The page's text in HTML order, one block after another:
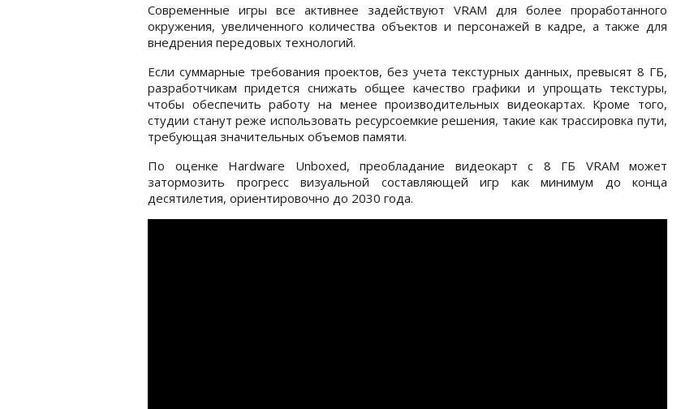
Современные игры все активнее задействуют VRAM для более проработанного
окружения, увеличенного количества объектов и персонажей в кадре, а также для
внедрения передовых технологий.
Если суммарные требования проектов, без учета текстурных данных, превысят 8 ГБ,
разработчикам придется снижать общее качество графики и упрощать текстуры,
чтобы обеспечить работу на менее производительных видеокартах. Кроме того,
студии станут реже использовать ресурсоемкие решения, такие как трассировка пути,
требующая значительных объемов памяти.
По оценке Hardware Unboxed, преобладание видеокарт с 8 ГБ VRAM может
затормозить прогресс визуальной составляющей игр как минимум до конца
десятилетия, ориентировочно до 2030 года.